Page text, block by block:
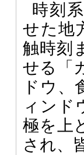
時刻
せた地
触時刻
せる「
ドウ、
ィンド
極を上
され、